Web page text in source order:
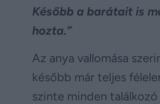
Később a barátait is
hozta.”
Az anya vallomása
később már teljes
szinte minden